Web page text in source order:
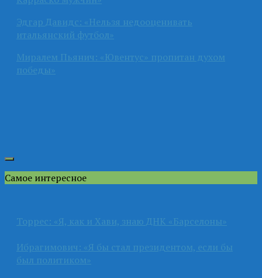
Эдгар Давидс: «Нельзя недооценивать
итальянский футбол»
Миралем Пьянич: «Ювентус» пропитан духом
победы»
Самое интересное
Торрес: «Я, как и Хави, знаю ДНК «Барселоны»
Ибрагимович: «Я бы стал президентом, если бы
был политиком»